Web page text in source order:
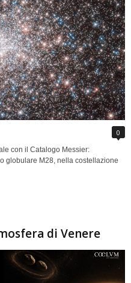
0
con il Catalogo Messier:
globulare M28, nella costellazione
di Venere